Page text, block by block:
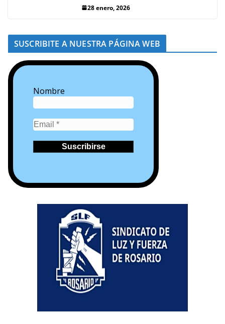
28 enero, 2026
SUSCRIBITE A NUESTRA PÁGINA WEB
Nombre